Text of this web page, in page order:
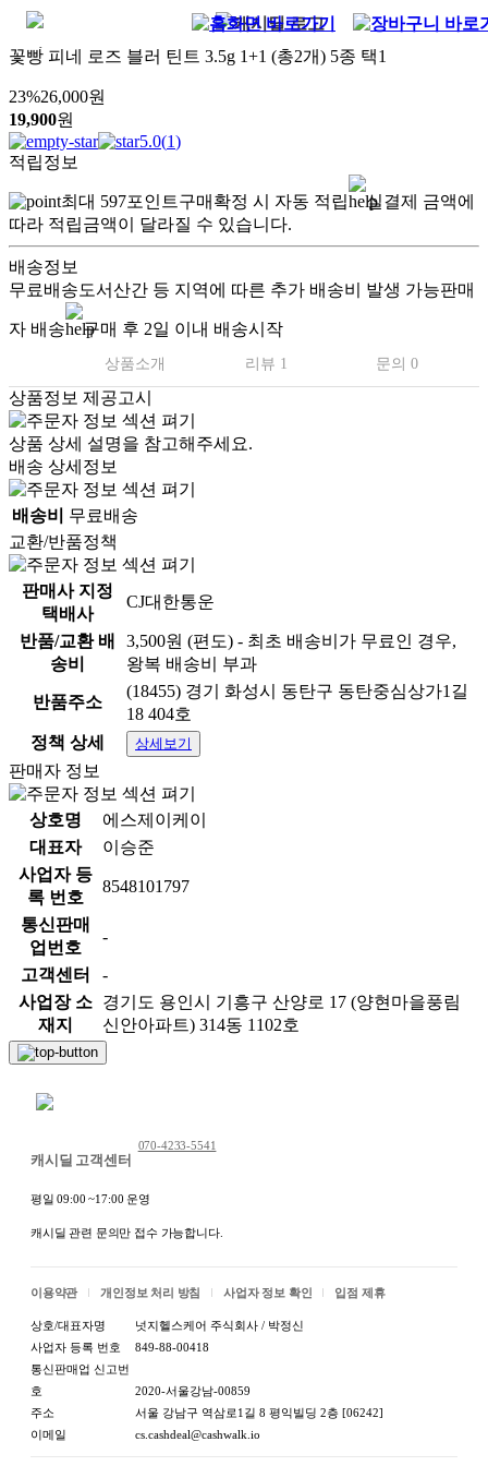
꽃빵 피네 로즈 블러 틴트 3.5g 1+1 (총2개) 5종 택1
23%26,000원
19,900원
5.0(1)
적립정보
최대 597포인트구매확정 시 자동 적립
실결제 금액에
따라 적립금액이 달라질 수 있습니다.
배송정보
무료배송도서산간 등 지역에 따른 추가 배송비 발생 가능판매
자 배송 구매 후 2일 이내 배송시작
상품소개 리뷰 1 문의 0
상품정보 제공고시
상품 상세 설명을 참고해주세요.
배송 상세정보
배송비
무료배송
교환/반품정책
판매사 지정
택배사
CJ대한통운
반품/교환 배
송비
3,500원 (편도) - 최초 배송비가 무료인 경우,
왕복 배송비 부과
반품주소
(18455) 경기 화성시 동탄구 동탄중심상가1길
18 404호
정책 상세
상세보기
판매자 정보
상호명
에스제이케이
대표자
이승준
사업자 등
록 번호
8548101797
통신판매
업번호
-
고객센터
-
사업장 소
재지
경기도 용인시 기흥구 산양로 17 (양현마을풍림
신안아파트) 314동 1102호
캐시딜 고객센터
070-4233-5541
평일 09:00 ~17:00 운영
캐시딜 관련 문의만 접수 가능합니다.
이용약관 개인정보 처리 방침 사업자 정보 확인 입점 제휴
상호/대표자명
넛지헬스케어 주식회사 / 박정신
사업자 등록 번호
849-88-00418
통신판매업 신고번
호
2020-서울강남-00859
주소
서울 강남구 역삼로1길 8 평익빌딩 2층 [06242]
이메일
cs.cashdeal@cashwalk.io